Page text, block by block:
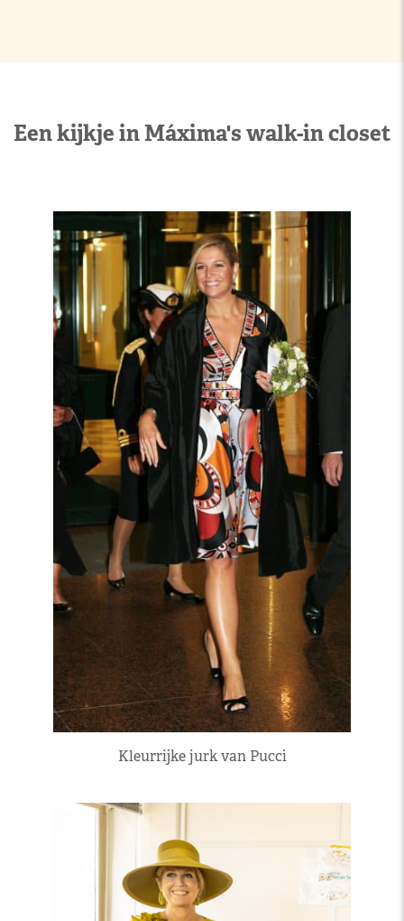
Een kijkje in Máxima's walk-in closet
Kleurrijke jurk van Pucci